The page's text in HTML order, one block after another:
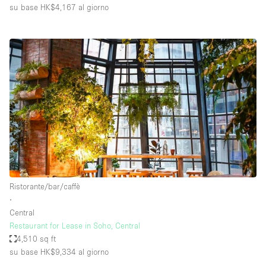
su base HK$4,167 al giorno
Ristorante/bar/caffè
∙
Central
Restaurant for Lease in Soho, Central
4,510 sq ft
su base HK$9,334 al giorno